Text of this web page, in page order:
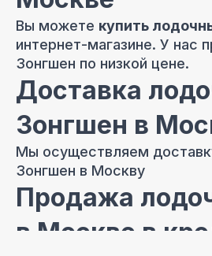
Вы можете купить
интернет-магазине. У нас
Зонгшен по низкой цене.
Доставка
Зонгшен в
Мы осуществляем
Зонгшен в Москву
Продажа
в Москве в